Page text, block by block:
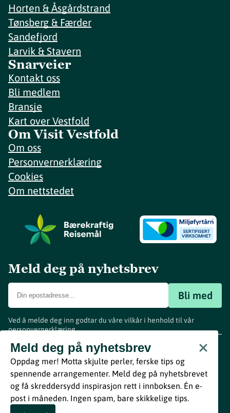
Horten & Åsgårdstrand
Tønsberg & Færder
Sandefjord
Larvik & Stavern
Snarveier
Kontakt oss
Bli medlem
Bransje
Kart over Vestfold
Om Visit Vestfold
Om oss
Personvernerklæring
Cookies
Om nettstedet
Meld deg på nyhetsbrev
Bli med
Ved å melde deg inn godtar du våre vilkår i henhold til vår
personvernerklæring.
Meld deg på nyhetsbrev
Oppdag mer! Motta skjulte perler, ferske tips og
spennende arrangementer. Meld deg på nyhetsbrevet
og få skreddersydd inspirasjon rett i innboksen. Én e-
post i måneden. Ingen spam, bare skikkelige tips.
www.visitvestfold.com
Turistinformasjon
Vestfold Fylkeskommune
ByBreakfast